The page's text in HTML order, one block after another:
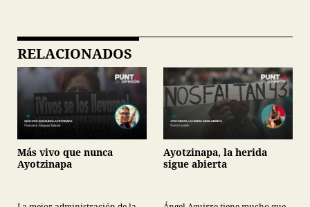
RELACIONADOS
Más vivo que nunca
Ayotzinapa
Ayotzinapa, la herida
sigue abierta